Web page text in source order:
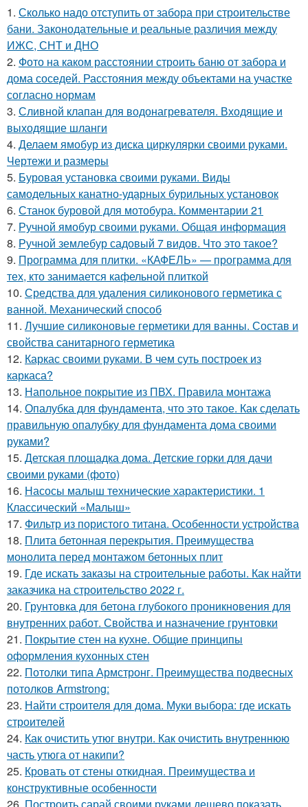
1. Сколько надо отступить от забора при строительстве
бани. Законодательные и реальные различия между
ИЖС, СНТ и ДНО
2. Фото на каком расстоянии строить баню от забора и
дома соседей. Расстояния между объектами на участке
согласно нормам
3. Сливной клапан для водонагревателя. Входящие и
выходящие шланги
4. Делаем ямобур из диска циркулярки своими руками.
Чертежи и размеры
5. Буровая установка своими руками. Виды
самодельных канатно-ударных бурильных установок
6. Станок буровой для мотобура. Комментарии 21
7. Ручной ямобур своими руками. Общая информация
8. Ручной землебур садовый 7 видов. Что это такое?
9. Программа для плитки. «КАФЕЛЬ» — программа для
тех, кто занимается кафельной плиткой
10. Средства для удаления силиконового герметика с
ванной. Механический способ
11. Лучшие силиконовые герметики для ванны. Состав и
свойства санитарного герметика
12. Каркас своими руками. В чем суть построек из
каркаса?
13. Напольное покрытие из ПВХ. Правила монтажа
14. Опалубка для фундамента, что это такое. Как сделать
правильную опалубку для фундамента дома своими
руками?
15. Детская площадка дома. Детские горки для дачи
своими руками (фото)
16. Насосы малыш технические характеристики. 1
Классический «Малыш»
17. Фильтр из пористого титана. Особенности устройства
18. Плита бетонная перекрытия. Преимущества
монолита перед монтажом бетонных плит
19. Где искать заказы на строительные работы. Как найти
заказчика на строительство 2022 г.
20. Грунтовка для бетона глубокого проникновения для
внутренних работ. Свойства и назначение грунтовки
21. Покрытие стен на кухне. Общие принципы
оформления кухонных стен
22. Потолки типа Армстронг. Преимущества подвесных
потолков Armstrong:
23. Найти строителя для дома. Муки выбора: где искать
строителей
24. Как очистить утюг внутри. Как очистить внутреннюю
часть утюга от накипи?
25. Кровать от стены откидная. Преимущества и
конструктивные особенности
26. Построить сарай своими руками дешево показать